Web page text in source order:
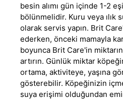
besin alımı gün içinde 1-2
bölünmelidir. Kuru veya ılık
olarak servis yapın. Brit
ederken, önceki mamayla
boyunca Brit Care'in
artırın. Günlük miktar
ortama, aktiviteye, yaşına
gösterebilir. Köpeğinizin
suya erişimi olduğundan